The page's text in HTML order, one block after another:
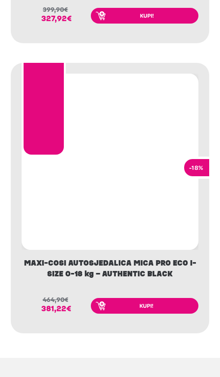
399,90€
327,92€ KUPI!
-18%
MAXI-COSI AUTOSJEDALICA MICA PRO ECO I-
SIZE 0-18 kg – AUTHENTIC BLACK
464,90€
381,22€ KUPI!